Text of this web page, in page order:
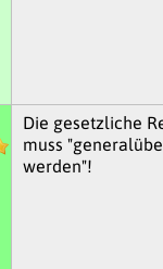
Die gesetzliche
muss
werden"!